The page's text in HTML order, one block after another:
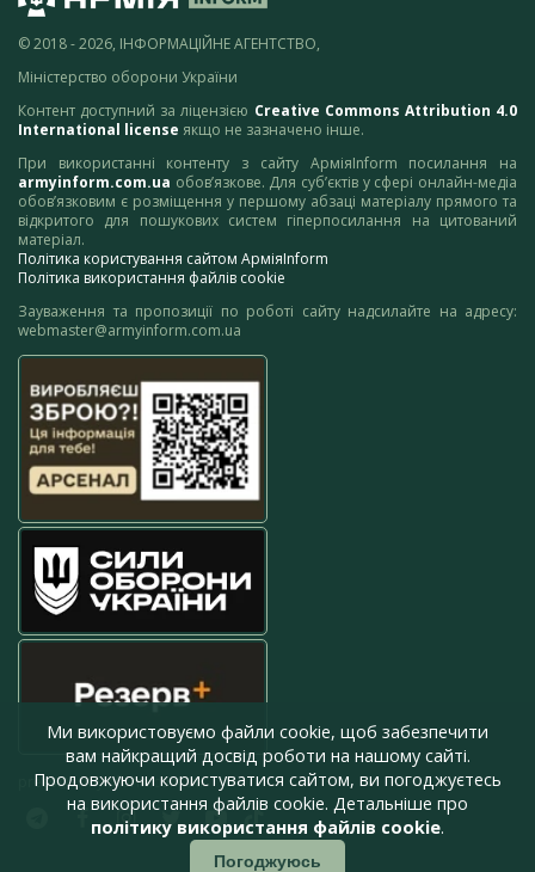
© 2018 - 2026, ІНФОРМАЦІЙНЕ АГЕНТСТВО,
Міністерство оборони України
Контент доступний за ліцензією Creative Commons Attribution 4.0
International license якщо не зазначено інше.
При використанні контенту з сайту АрміяInform посилання на
armyinform.com.ua обов’язкове. Для суб’єктів у сфері онлайн-медіа
обов’язковим є розміщення у першому абзаці матеріалу прямого та
відкритого для пошукових систем гіперпосилання на цитований
матеріал.
Політика користування сайтом АрміяInform
Політика використання файлів cookie
Зауваження та пропозиції по роботі сайту надсилайте на адресу:
webmaster@armyinform.com.ua
press@armyinform.com.ua
Ми використовуємо файли cookie, щоб забезпечити
вам найкращий досвід роботи на нашому сайті.
Продовжуючи користуватися сайтом, ви погоджуєтесь
на використання файлів cookie. Детальніше про
політику використання файлів cookie.
Погоджуюсь